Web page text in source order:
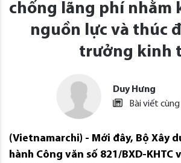
chống lãng phí nhằm
nguồn lực và thúc
trưởng kinh
Duy Hưng
Bài viết
(Vietnamarchi) - Mới đây, Bộ Xây
hành Công văn số 821/BXD-KHTC